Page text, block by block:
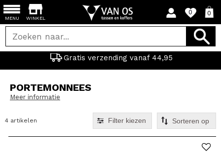
WINKEL
0 0
Gratis verzending vanaf 44,95
MENU
PORTEMONNEES
Meer informatie
4 artikelen Filter kiezen